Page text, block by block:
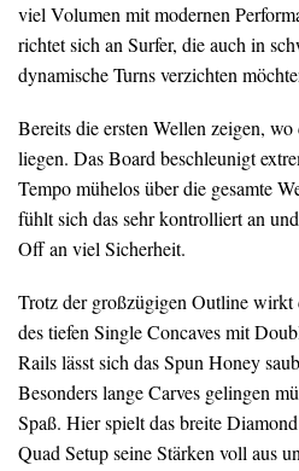
viel Volumen mit modernen
richtet sich an Surfer, die auch in
dynamische Turns verzichten
Bereits die ersten Wellen zeigen,
liegen. Das Board beschleunigt
Tempo mühelos über die gesamte
fühlt sich das sehr kontrolliert an
Off an viel Sicherheit.
Trotz der großzügigen Outline wirkt
des tiefen Single Concaves mit
Rails lässt sich das Spun Honey
Besonders lange Carves gelingen
Spaß. Hier spielt das breite
Quad Setup seine Stärken voll aus